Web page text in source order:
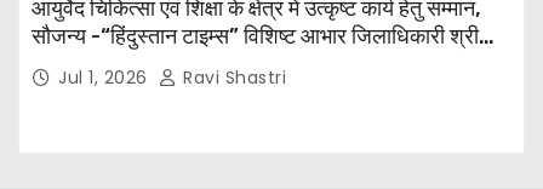
आयुर्वेद चिकित्सा एवं शिक्षा के क्षेत्र में उत्कृष्ट कार्य हेतु सम्मान,
सौजन्य -“हिंदुस्तान टाइम्स” विशिष्ट आभार जिलाधिकारी श्री
विवेक रंजन मैत्रेय (भा०प्र० से०), आरक्षी अधीक्षक श्री पूरन झा
(भा०पु०से०) सिविल सर्जन, सिवान एवं ब्यूरो चीफ श्री नीरज
Jul 1, 2026 Ravi Shastri